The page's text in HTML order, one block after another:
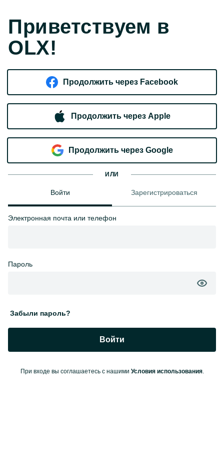
Приветствуем в
OLX!
Продолжить через Facebook
Продолжить через Apple
Продолжить через Google
ИЛИ
Войти Зарегистрироваться
Электронная почта или телефон
Пароль
Забыли пароль?
Войти
При входе вы соглашаетесь с нашими Условия использования.